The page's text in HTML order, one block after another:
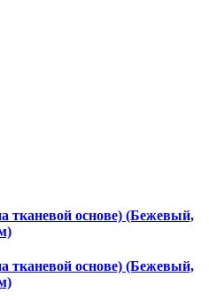
тканевой основе) (Бежевый,
тканевой основе) (Бежевый,